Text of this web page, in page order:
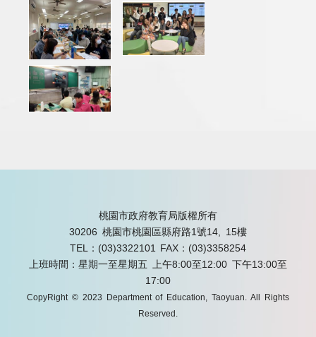
桃園市政府教育局版權所有
30206 桃園市桃園區縣府路1號14, 15樓
TEL：(03)3322101
FAX：(03)3358254
上班時間：星期一至星期五 上午8:00至12:00 下午13:00至
17:00
CopyRight © 2023 Department of Education, Taoyuan. All Rights
Reserved.